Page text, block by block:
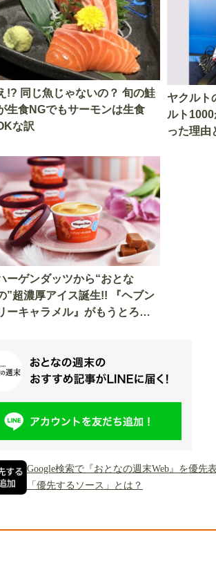
!? 同じ魚じゃないの？ 旬の鮭
生食NGでもサーモンは生食
な訳
ヤクルト
ルト
った理由
ーゲンダッツから“おとな
”超濃厚アイス誕生!! 『ヘブン
ーキャラメル』がもうとろけ
Google検索で『おとなの週末Web』を優先
「優先するソース」とは？